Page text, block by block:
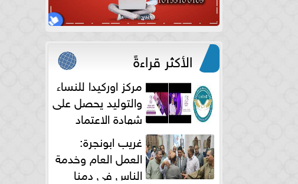
الأكثر قراءةً
مركز اوركيدا للنساء
والتوليد يحصل على
شهادة الاعتماد
الكامل
غريب ابونجرة:
العمل العام وخدمة
الناس فى دمنا